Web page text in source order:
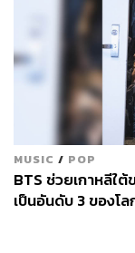
MUSIC / POP
BTS ช่วยเกาหลีใ
เป็นอันดับ 3 ของโล